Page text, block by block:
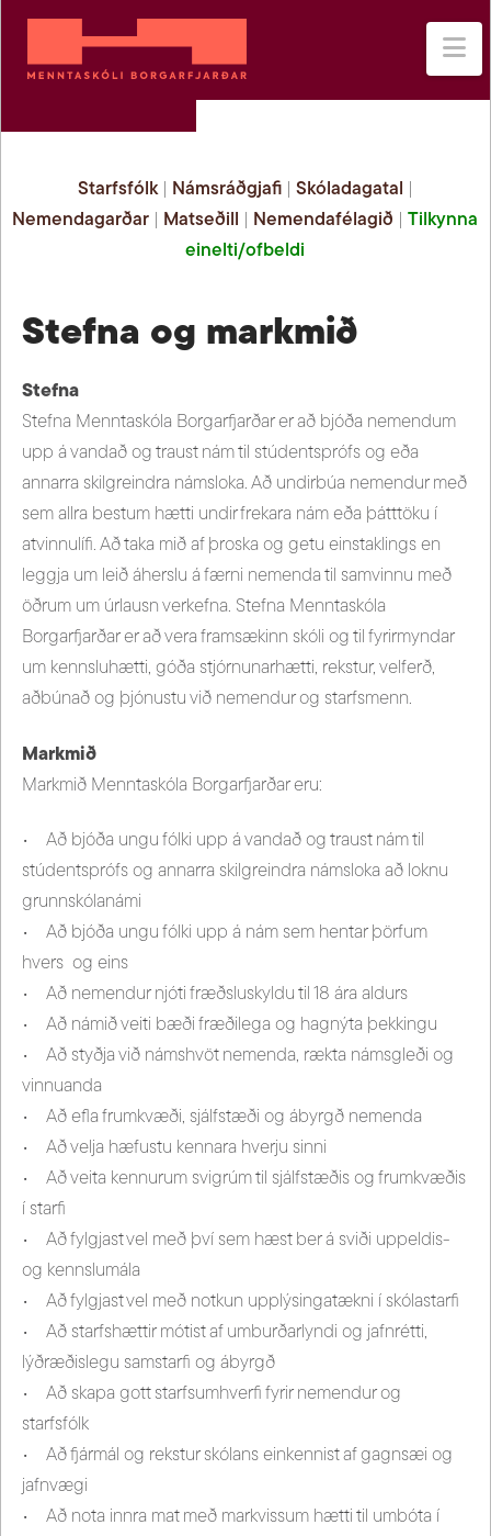
Starfsfólk| Námsráðgjafi| Skóladagatal
Nemendagarðar
Matseðill Nemendafélagið |Tilkynna
einelti/ofbeldi
Stefna og markmið
Stefna
Stefna Menntaskóla Borgarfjarðar er að bjóða nemendum
upp á vandað og traust nám til stúdentsprófs og eða
annarra skilgreindra námsloka. Að undirbúa nemendur með
sem allra bestum hætti undir frekara nám eða þátttöku í
atvinnulífi. Að taka mið af þroska og getu einstaklings en
leggja um leið áherslu á færni nemenda til samvinnu með
öðrum um úrlausn verkefna. Stefna Menntaskóla
Borgarfjarðar er að vera framsækinn skóli og til fyrirmyndar
um kennsluhætti, góða stjórnunarhætti, rekstur, velferð,
aðbúnað og þjónustu við nemendur og starfsmenn.
Markmið
Markmið Menntaskóla Borgarfjarðar eru:
• Að bjóða ungu fólki upp á vandað og traust nám til
stúdentsprófs og annarra skilgreindra námsloka að loknu
grunnskólanámi
• Að bjóða ungu fólki upp á nám sem hentar þörfum
hvers og eins
• Að nemendur njóti fræðsluskyldu til 18 ára aldurs
• Að námið veiti bæði fræðilega og hagnýta þekkingu
• Að styðja við námshvöt nemenda, rækta námsgleði og
vinnuanda
• Að efla frumkvæði, sjálfstæði og ábyrgð nemenda
• Að velja hæfustu kennara hverju sinni
• Að veita kennurum svigrúm til sjálfstæðis og frumkvæðis
í starfi
• Að fylgjast vel með því sem hæst ber á sviði uppeldis-
og kennslumála
• Að fylgjast vel með notkun upplýsingatækni í skólastarfi
• Að starfshættir mótist af umburðarlyndi og jafnrétti,
lýðræðislegu samstarfi og ábyrgð
• Að skapa gott starfsumhverfi fyrir nemendur og
starfsfólk
• Að fjármál og rekstur skólans einkennist af gagnsæi og
jafnvægi
• Að nota innra mat með markvissum hætti til umbóta í